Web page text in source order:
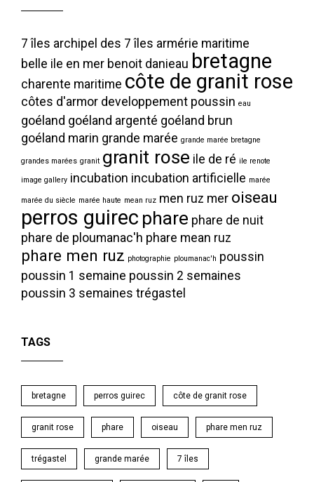
7 îles archipel des 7 îles armérie maritime
belle ile en mer benoit danieau bretagne
charente maritime côte de granit rose
côtes d'armor developpement poussin eau
goéland goéland argenté goéland brun
goéland marin grande marée grande marée bretagne
grandes marées granit granit rose ile de ré ile renote
image gallery incubation incubation artificielle marée
marée du siècle marée haute mean ruz men ruz mer oiseau
perros guirec phare phare de nuit
phare de ploumanac'h phare mean ruz
phare men ruz photographie ploumanac'h poussin
poussin 1 semaine poussin 2 semaines
poussin 3 semaines trégastel
TAGS
bretagne perros guirec côte de granit rose
granit rose phare oiseau phare men ruz
trégastel grande marée 7 îles